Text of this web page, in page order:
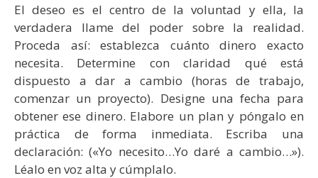
El deseo es el centro de la voluntad y ella, la
verdadera llame del poder sobre la realidad.
Proceda así: establezca cuánto dinero exacto
necesita. Determine con claridad qué está
dispuesto a dar a cambio (horas de trabajo,
comenzar un proyecto). Designe una fecha para
obtener ese dinero. Elabore un plan y póngalo en
práctica de forma inmediata. Escriba una
declaración: («Yo necesito…Yo daré a cambio…»).
Léalo en voz alta y cúmplalo.